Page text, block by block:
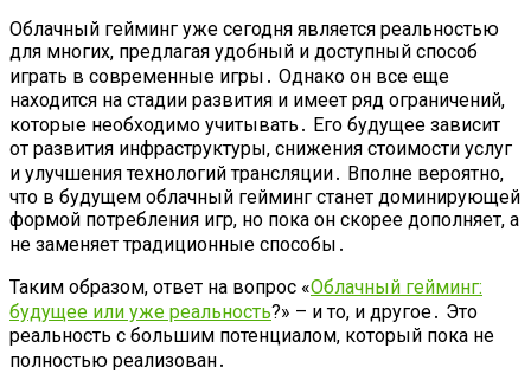
Облачный гейминг уже сегодня является реальностью
для многих, предлагая удобный и доступный способ
играть в современные игры․ Однако он все еще
находится на стадии развития и имеет ряд ограничений,
которые необходимо учитывать․ Его будущее зависит
от развития инфраструктуры, снижения стоимости услуг
и улучшения технологий трансляции․ Вполне вероятно,
что в будущем облачный гейминг станет доминирующей
формой потребления игр, но пока он скорее дополняет, а
не заменяет традиционные способы․
Таким образом, ответ на вопрос «Облачный гейминг:
будущее или уже реальность?» – и то, и другое․ Это
реальность с большим потенциалом, который пока не
полностью реализован․